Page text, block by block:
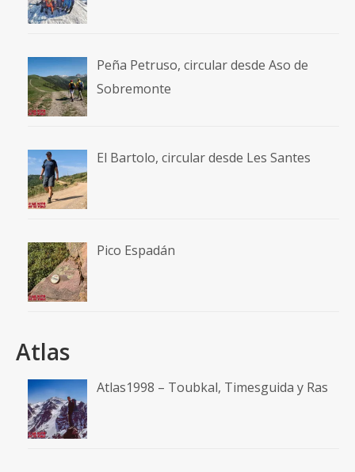
Peña Petruso, circular desde Aso de
Sobremonte
El Bartolo, circular desde Les Santes
Pico Espadán
Atlas
Atlas1998 – Toubkal, Timesguida y Ras